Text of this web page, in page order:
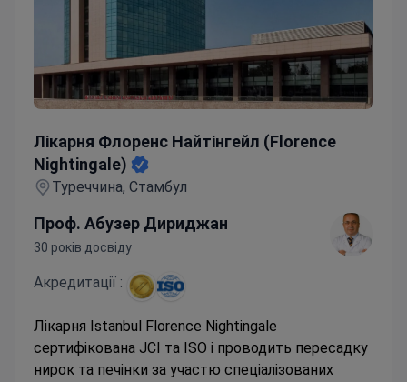
Лікарня Флоренс Найтінгейл (Florence
Nightingale)
Туреччина, Стамбул
Проф. Абузер Дириджан
30 років досвіду
Акредитації :
Лікарня Istanbul Florence Nightingale
сертифікована JCI та ISO і проводить пересадку
нирок та печінки за участю спеціалізованих